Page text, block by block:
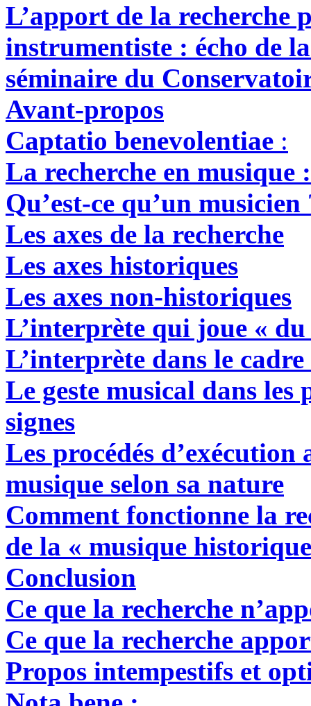
L’apport de la recherche
instrumentiste : écho de
séminaire du
Avant-propos
Captatio benevolentiae :
La recherche en musique
Qu’est-ce qu’un musicien
Les axes de la recherche
Les axes historiques
Les axes non-historiques
L’interprète qui joue «
L’interprète dans le
Le geste musical dans les
signes
Les procédés
musique selon sa nature
Comment fonctionne la
de la « musique
Conclusion
Ce que la recherche
Ce que la recherche
Propos intempestifs et